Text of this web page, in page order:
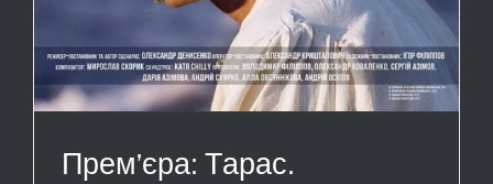
Прем’єра: Тарас.